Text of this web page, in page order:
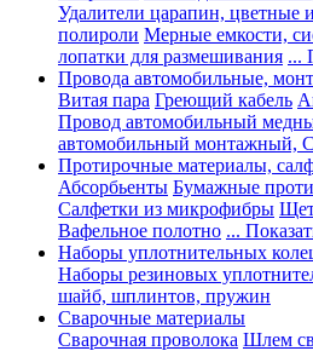
Удалители царапин, цветные
полироли Мерные емкости,
лопатки для размешивания ...
Провода автомобильные,
Витая пара Греющий кабель
Провод автомобильный
автомобильный монтажный,
Протирочные материалы,
Абсорбьенты Бумажные
Салфетки из микрофибры
Вафельное полотно ...
Наборы уплотнительных
Наборы резиновых
шайб, шплинтов, пружин
Сварочные материалы
Сварочная проволока Шлем